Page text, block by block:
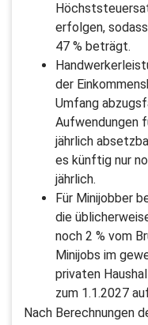
erfolgen,
47 % beträgt.
der
Umfang
Aufwendungen
jährlich
es künftig nur
jährlich.
Für Minijobber
die
noch 2 % vom
Minijobs im
privaten
zum 1.1.2027
Nach Berechnungen